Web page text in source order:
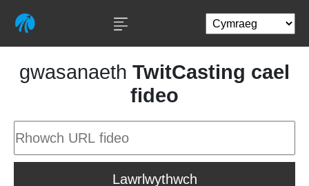
gwasanaeth TwitCasting cael
fideo
Lawrlwythwch